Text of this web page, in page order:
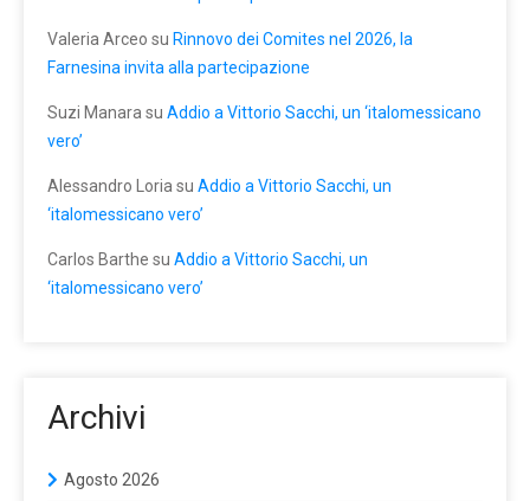
Valeria Arceo su Rinnovo dei Comites nel 2026, la
Farnesina invita alla partecipazione
Suzi Manara su Addio a Vittorio Sacchi, un ‘italomessicano
vero’
Alessandro Loria su Addio a Vittorio Sacchi, un
‘italomessicano vero’
Carlos Barthe su Addio a Vittorio Sacchi, un
‘italomessicano vero’
Archivi
Agosto 2026